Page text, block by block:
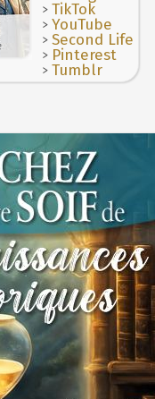
est couronné
>TikTok
>YouTube
>Second Life
> Pinterest
>Tumblr